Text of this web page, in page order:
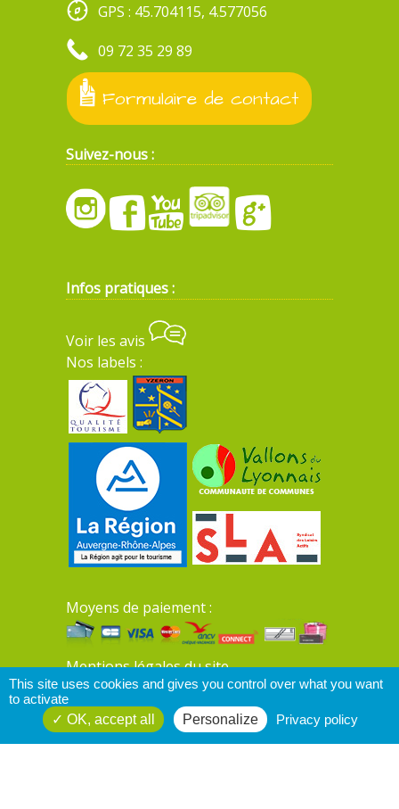
GPS : 45.704115, 4.577056
09 72 35 29 89
Formulaire de contact
Suivez-nous :
Infos pratiques :
Voir les avis
Nos labels :
Moyens de paiement :
Mentions légales du site
This site uses cookies and gives you control over what you want
to activate
OK, accept all
Personalize Privacy policy